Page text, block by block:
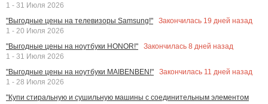
1 - 31 Июля 2026
"Выгодные цены на телевизоры Samsung!"
Закончилась 19 дней назад
1 - 20 Июля 2026
"Выгодные цены на ноутбуки HONOR!"
Закончилась 8 дней назад
1 - 31 Июля 2026
"Выгодные цены на ноутбуки MAIBENBEN!"
Закончилась 11 дней назад
1 - 28 Июля 2026
"Купи стиральную и сушильную машины с соединительным элементом